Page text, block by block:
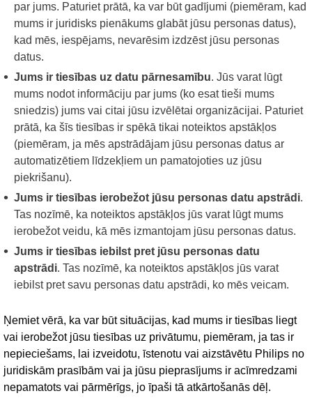
par jums. Paturiet prātā, ka var būt gadījumi (piemēram, kad
mums ir juridisks pienākums glabāt jūsu personas datus),
kad mēs, iespējams, nevarēsim izdzēst jūsu personas
datus.
Jums ir tiesības uz datu pārnesamību. Jūs varat lūgt
mums nodot informāciju par jums (ko esat tieši mums
sniedzis) jums vai citai jūsu izvēlētai organizācijai. Paturiet
prātā, ka šīs tiesības ir spēkā tikai noteiktos apstākļos
(piemēram, ja mēs apstrādājam jūsu personas datus ar
automatizētiem līdzekļiem un pamatojoties uz jūsu
piekrišanu).
Jums ir tiesības ierobežot jūsu personas datu apstrādi.
Tas nozīmē, ka noteiktos apstākļos jūs varat lūgt mums
ierobežot veidu, kā mēs izmantojam jūsu personas datus.
Jums ir tiesības iebilst pret jūsu personas datu
apstrādi. Tas nozīmē, ka noteiktos apstākļos jūs varat
iebilst pret savu personas datu apstrādi, ko mēs veicam.
Ņemiet vērā, ka var būt situācijas, kad mums ir tiesības liegt
vai ierobežot jūsu tiesības uz privātumu, piemēram, ja tas ir
nepieciešams, lai izveidotu, īstenotu vai aizstāvētu Philips no
juridiskām prasībām vai ja jūsu pieprasījums ir acīmredzami
nepamatots vai pārmērīgs, jo īpaši tā atkārtošanās dēļ.